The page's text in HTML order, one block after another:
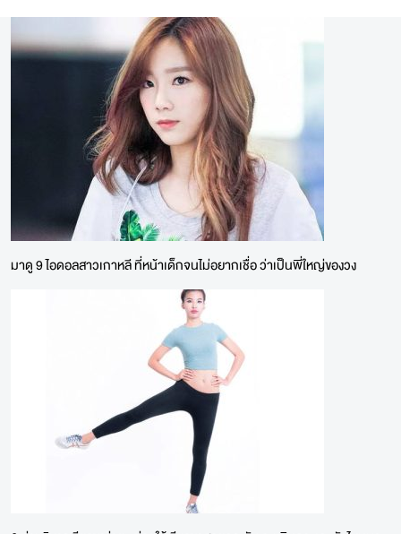
มาดู 9 ไอดอลสาวเกาหลี ที่หน้าเด็กจนไม่อยากเชื่อ ว่าเป็นพี่ใหญ่ของวง